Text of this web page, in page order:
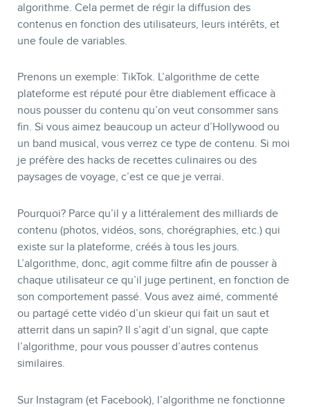
MEMBRES
INFOLETTRE
algorithme. Cela permet de régir la diffusion des
contenus en fonction des utilisateurs, leurs intérêts, et
une foule de variables.
Prenons un exemple: TikTok. L’algorithme de cette
plateforme est réputé pour être diablement efficace à
nous pousser du contenu qu’on veut consommer sans
fin. Si vous aimez beaucoup un acteur d’Hollywood ou
un band musical, vous verrez ce type de contenu. Si moi
je préfère des hacks de recettes culinaires ou des
paysages de voyage, c’est ce que je verrai.
Pourquoi? Parce qu’il y a littéralement des milliards de
contenu (photos, vidéos, sons, chorégraphies, etc.) qui
existe sur la plateforme, créés à tous les jours.
L’algorithme, donc, agit comme filtre afin de pousser à
chaque utilisateur ce qu’il juge pertinent, en fonction de
son comportement passé. Vous avez aimé, commenté
ou partagé cette vidéo d’un skieur qui fait un saut et
atterrit dans un sapin? Il s’agit d’un signal, que capte
l’algorithme, pour vous pousser d’autres contenus
similaires.
Sur Instagram (et Facebook), l’algorithme ne fonctionne